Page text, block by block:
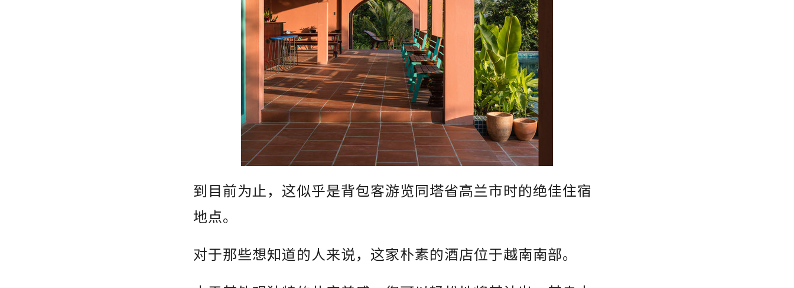
到目前为止，这似乎是背包客游览同塔省高兰市时的绝佳住宿
地点。
对于那些想知道的人来说，这家朴素的酒店位于越南南部。